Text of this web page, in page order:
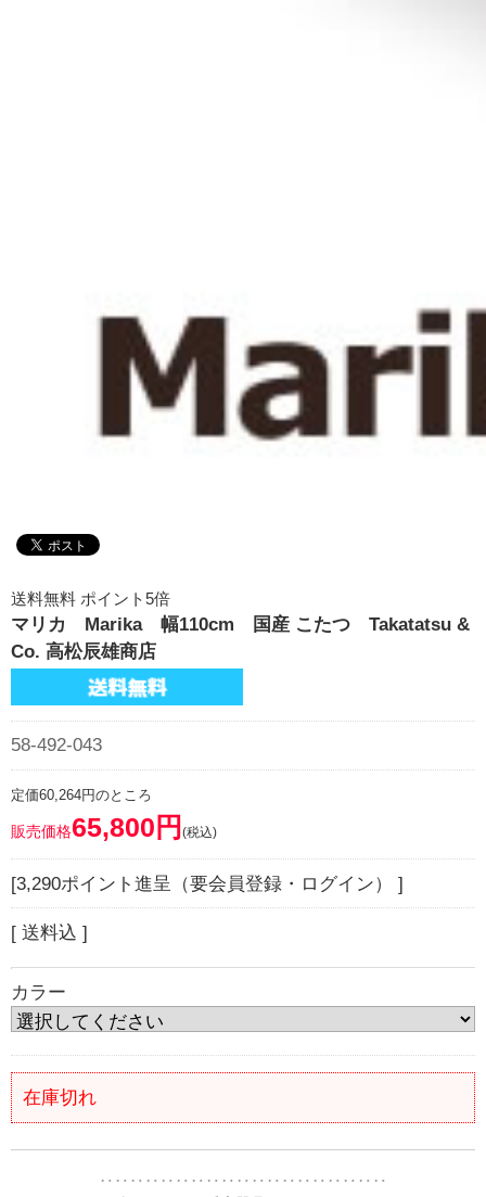
送料無料 ポイント5倍
マリカ Marika 幅110cm 国産 こたつ Takatatsu &
Co. 高松辰雄商店
58-492-043
定価60,264円のところ
販売価格65,800円 (税込)
[3,290ポイント進呈（要会員登録・ログイン） ]
[ 送料込 ]
カラー
在庫切れ
‥‥‥‥‥‥‥‥‥‥‥‥‥‥‥‥‥‥‥